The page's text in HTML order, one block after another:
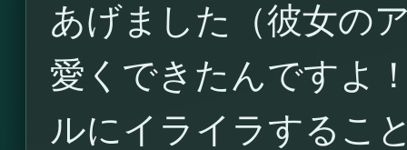
あげました（彼女の
愛くできたんですよ
ルにイライラするこ